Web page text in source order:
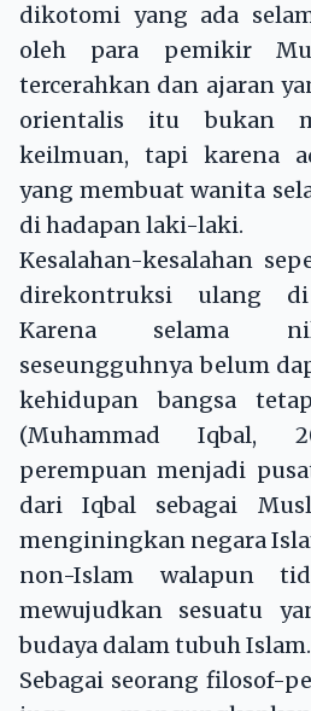
dikotomi yang ada
oleh para pemikir
tercerahkan dan ajaran
orientalis itu bukan
keilmuan, tapi karena
yang membuat wanita
di hadapan laki-laki.
Kesalahan-kesalahan
direkontruksi ulang di
Karena selama
seseungguhnya belum
kehidupan bangsa
(Muhammad Iqbal,
perempuan menjadi
dari Iqbal sebagai
menginingkan negara
non-Islam walapun
mewujudkan sesuatu
budaya dalam tubuh Islam.
Sebagai seorang filosof-